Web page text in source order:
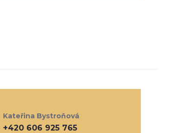
Kateřina Bystroňová
+420 606 925 765